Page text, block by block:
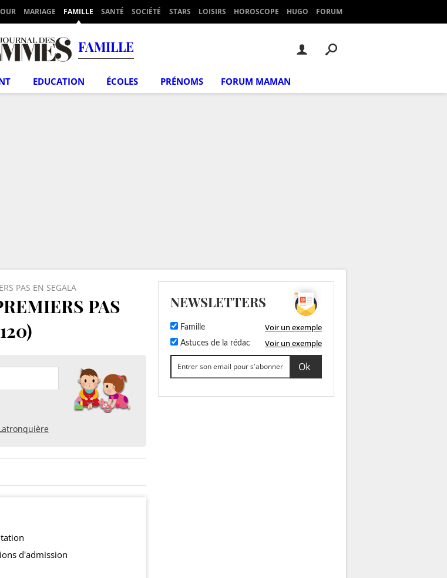
MARIAGE FAMILLE SANTÉ SOCIÉTÉ STARS LOISIRS HOROSCOPE HUGO FORUM
FAMILLE
EDUCATION ÉCOLES PRÉNOMS FORUM MAMAN
PAS EN SEGALA
PAS
d'admission
NEWSLETTERS
Famille Voir un exemple
Astuces de la rédac Voir un exemple